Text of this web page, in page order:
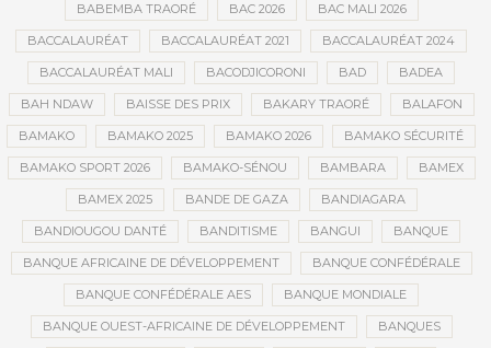
BABEMBA TRAORÉ BAC 2026 BAC MALI 2026
BACCALAURÉAT BACCALAURÉAT 2021 BACCALAURÉAT 2024
BACCALAURÉAT MALI BACODJICORONI BAD BADEA
BAH NDAW BAISSE DES PRIX BAKARY TRAORÉ BALAFON
BAMAKO BAMAKO 2025 BAMAKO 2026 BAMAKO SÉCURITÉ
BAMAKO SPORT 2026 BAMAKO-SÉNOU BAMBARA BAMEX
BAMEX 2025 BANDE DE GAZA BANDIAGARA
BANDIOUGOU DANTÉ BANDITISME BANGUI BANQUE
BANQUE AFRICAINE DE DÉVELOPPEMENT BANQUE CONFÉDÉRALE
BANQUE CONFÉDÉRALE AES BANQUE MONDIALE
BANQUE OUEST-AFRICAINE DE DÉVELOPPEMENT BANQUES